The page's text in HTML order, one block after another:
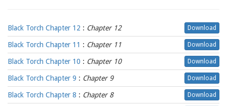
Black Torch Chapter 12 : Chapter 12 Download
Black Torch Chapter 11 : Chapter 11 Download
Black Torch Chapter 10 : Chapter 10 Download
Black Torch Chapter 9 : Chapter 9 Download
Black Torch Chapter 8 : Chapter 8 Download